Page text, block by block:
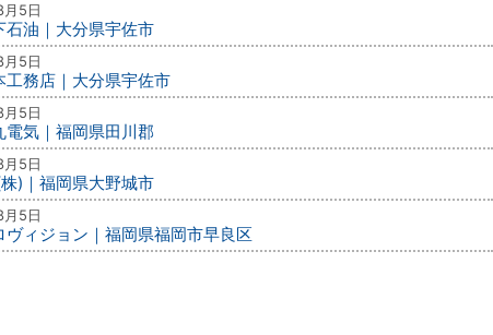
5日
石油｜大分県宇佐市
5日
工務店｜大分県宇佐市
5日
電気｜福岡県田川郡
5日
)｜福岡県大野城市
5日
ヴィジョン｜福岡県福岡市早良区